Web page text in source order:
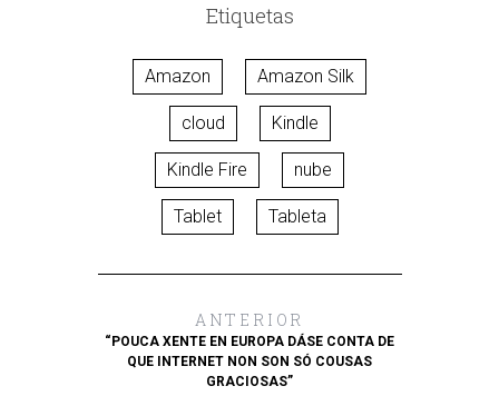
Etiquetas
Amazon Amazon Silk
cloud Kindle
Kindle Fire nube
Tablet Tableta
ANTERIOR
“POUCA XENTE EN EUROPA DÁSE CONTA DE
QUE INTERNET NON SON SÓ COUSAS
GRACIOSAS”